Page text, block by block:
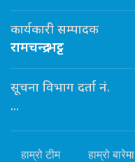
कार्यकारी सम्पादक
रामचन्द्र भट्ट
सूचना विभाग दर्ता नं.
...
हाम्रो टीम हाम्रो बारेमा